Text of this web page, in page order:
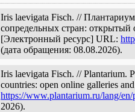
Iris laevigata Fisch. //
сопредельных стран: открытый
[Электронный ресурс] URL:
(дата обращения: 08.08.2026).
Iris laevigata Fisch. // Plantarium.
countries: open online galleries
https://www.plantarium.ru/lang/
2026).